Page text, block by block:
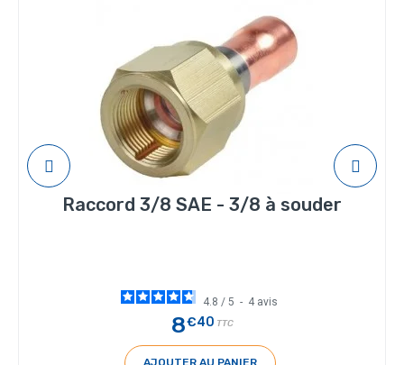
Raccord 3/8 SAE - 3/8 à souder
4.8 / 5 - 4 avis
8€40 TTC